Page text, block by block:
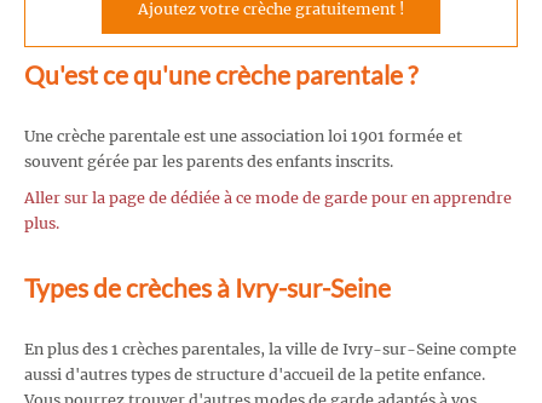
Ajoutez votre crèche gratuitement !
Qu'est ce qu'une crèche parentale ?
Une crèche parentale est une association loi 1901 formée et
souvent gérée par les parents des enfants inscrits.
Aller sur la page de dédiée à ce mode de garde pour en apprendre
plus.
Types de crèches à Ivry-sur-Seine
En plus des 1 crèches parentales, la ville de Ivry-sur-Seine compte
aussi d'autres types de structure d'accueil de la petite enfance.